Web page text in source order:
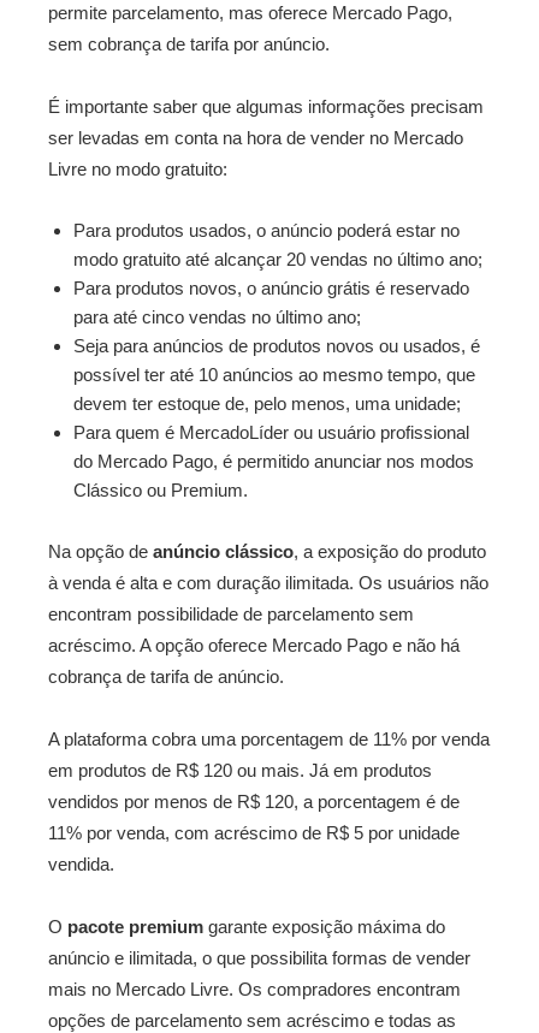
permite parcelamento, mas oferece Mercado Pago,
sem cobrança de tarifa por anúncio.
É importante saber que algumas informações precisam
ser levadas em conta na hora de vender no Mercado
Livre no modo gratuito:
Para produtos usados, o anúncio poderá estar no
modo gratuito até alcançar 20 vendas no último ano;
Para produtos novos, o anúncio grátis é reservado
para até cinco vendas no último ano;
Seja para anúncios de produtos novos ou usados, é
possível ter até 10 anúncios ao mesmo tempo, que
devem ter estoque de, pelo menos, uma unidade;
Para quem é MercadoLíder ou usuário profissional
do Mercado Pago, é permitido anunciar nos modos
Clássico ou Premium.
Na opção de anúncio clássico, a exposição do produto
à venda é alta e com duração ilimitada. Os usuários não
encontram possibilidade de parcelamento sem
acréscimo. A opção oferece Mercado Pago e não há
cobrança de tarifa de anúncio.
A plataforma cobra uma porcentagem de 11% por venda
em produtos de R$ 120 ou mais. Já em produtos
vendidos por menos de R$ 120, a porcentagem é de
11% por venda, com acréscimo de R$ 5 por unidade
vendida.
O pacote premium garante exposição máxima do
anúncio e ilimitada, o que possibilita formas de vender
mais no Mercado Livre. Os compradores encontram
opções de parcelamento sem acréscimo e todas as